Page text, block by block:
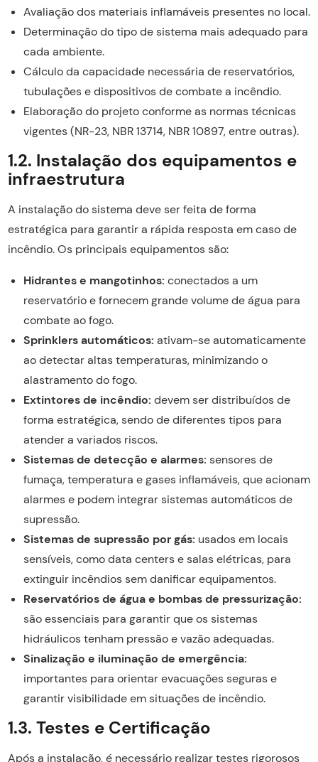
Avaliação dos materiais inflamáveis presentes no local.
Determinação do tipo de sistema mais adequado para
cada ambiente.
Cálculo da capacidade necessária de reservatórios,
tubulações e dispositivos de combate a incêndio.
Elaboração do projeto conforme as normas técnicas
vigentes (NR-23, NBR 13714, NBR 10897, entre outras).
1.2. Instalação dos equipamentos e
infraestrutura
A instalação do sistema deve ser feita de forma
estratégica para garantir a rápida resposta em caso de
incêndio. Os principais equipamentos são:
Hidrantes e mangotinhos: conectados a um
reservatório e fornecem grande volume de água para
combate ao fogo.
Sprinklers automáticos: ativam-se automaticamente
ao detectar altas temperaturas, minimizando o
alastramento do fogo.
Extintores de incêndio: devem ser distribuídos de
forma estratégica, sendo de diferentes tipos para
atender a variados riscos.
Sistemas de detecção e alarmes: sensores de
fumaça, temperatura e gases inflamáveis, que acionam
alarmes e podem integrar sistemas automáticos de
supressão.
Sistemas de supressão por gás: usados em locais
sensíveis, como data centers e salas elétricas, para
extinguir incêndios sem danificar equipamentos.
Reservatórios de água e bombas de pressurização:
são essenciais para garantir que os sistemas
hidráulicos tenham pressão e vazão adequadas.
Sinalização e iluminação de emergência:
importantes para orientar evacuações seguras e
garantir visibilidade em situações de incêndio.
1.3. Testes e Certificação
Após a instalação, é necessário realizar testes rigorosos